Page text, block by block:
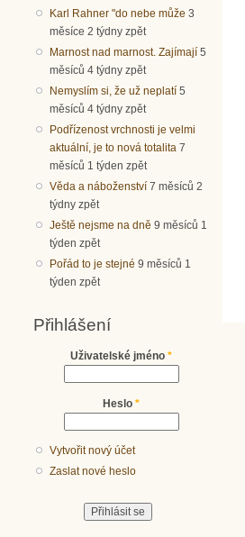
Karl Rahner "do nebe může 3
měsíce 2 týdny zpět
Marnost nad marnost. Zajímají 5
měsíců 4 týdny zpět
Nemyslím si, že už neplatí 5
měsíců 4 týdny zpět
Podřízenost vrchnosti je velmi
aktuální, je to nová totalita 7
měsíců 1 týden zpět
Věda a náboženství 7 měsíců 2
týdny zpět
Ještě nejsme na dně 9 měsíců 1
týden zpět
Pořád to je stejné 9 měsíců 1
týden zpět
Přihlášení
Uživatelské jméno *
Heslo *
Vytvořit nový účet
Zaslat nové heslo